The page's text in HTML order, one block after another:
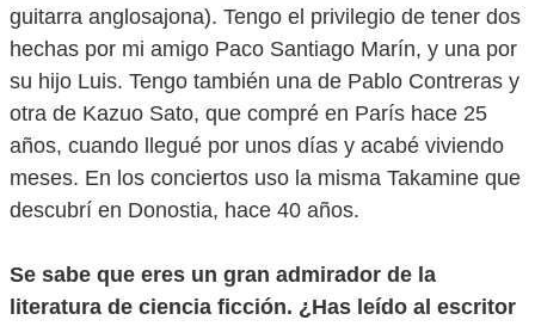
guitarra anglosajona). Tengo el privilegio de tener dos
hechas por mi amigo Paco Santiago Marín, y una por
su hijo Luis. Tengo también una de Pablo Contreras y
otra de Kazuo Sato, que compré en París hace 25
años, cuando llegué por unos días y acabé viviendo
meses. En los conciertos uso la misma Takamine que
descubrí en Donostia, hace 40 años.
Se sabe que eres un gran admirador de la
literatura de ciencia ficción. ¿Has leído al escritor